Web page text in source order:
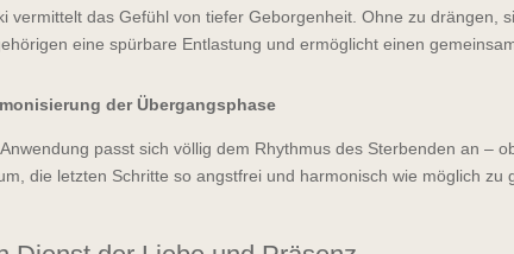
vermittelt das Gefühl von tiefer Geborgenheit. Ohne zu drängen,
eine spürbare Entlastung und ermöglicht einen
der Übergangsphase
passt sich völlig dem Rhythmus des Sterbenden an –
die letzten Schritte so angstfrei und harmonisch wie möglich zu